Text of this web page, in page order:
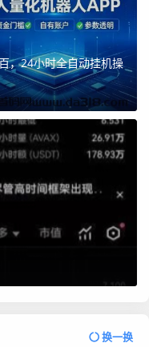
，24小时全自动挂机操
换一换